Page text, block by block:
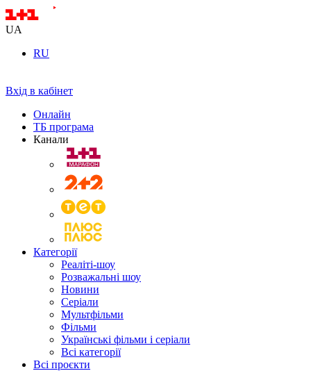
UA
RU
Вхід в кабінет
Онлайн
ТБ програма
Канали
Категорії
Реаліті-шоу
Розважальні шоу
Новини
Серіали
Мультфільми
Фільми
Українські фільми і серіали
Всі категорії
Всі проєкти